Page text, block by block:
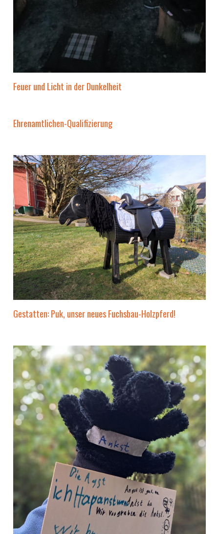
Feuer und Licht in der Dunkelheit
Ehrenamtlichen-Qualifizierung
Gestatten: Puk, unser neues Fuchsbau-Holzpferd!